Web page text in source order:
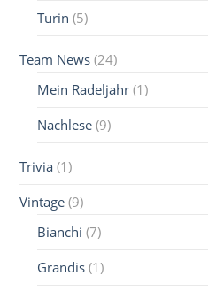
Turin (5)
Team News (24)
Mein Radeljahr (1)
Nachlese (9)
Trivia (1)
Vintage (9)
Bianchi (7)
Grandis (1)